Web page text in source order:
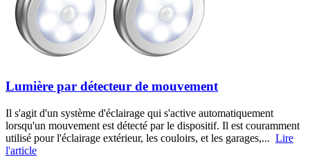
Lumière par détecteur de mouvement
Il s'agit d'un système d'éclairage qui s'active automatiquement
lorsqu'un mouvement est détecté par le dispositif. Il est couramment
utilisé pour l'éclairage extérieur, les couloirs, et les garages,... Lire
l'article